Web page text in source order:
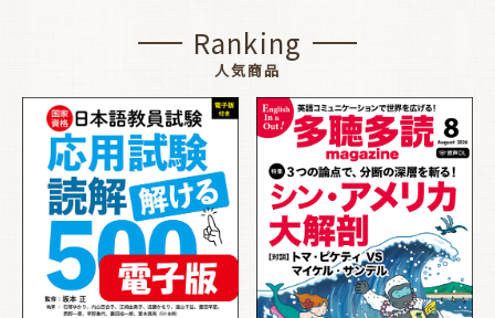
Ranking
人気商品